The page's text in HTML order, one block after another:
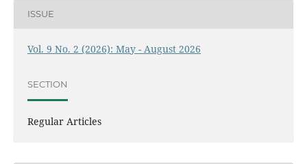
ISSUE
Vol. 9 No. 2 (2026): May - August 2026
SECTION
Regular Articles